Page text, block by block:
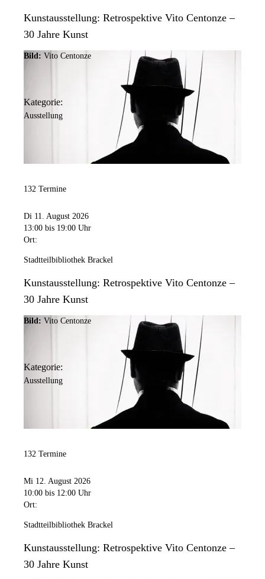
Kunstausstellung: Retrospektive Vito Centonze –
30 Jahre Kunst
Bild: Vito Centonze
Kategorie:
Ausstellung
132 Termine
Di 11. August 2026
13:00 bis 19:00 Uhr
Ort:
Stadtteilbibliothek Brackel
Kunstausstellung: Retrospektive Vito Centonze –
30 Jahre Kunst
Bild: Vito Centonze
Kategorie:
Ausstellung
132 Termine
Mi 12. August 2026
10:00 bis 12:00 Uhr
Ort:
Stadtteilbibliothek Brackel
Kunstausstellung: Retrospektive Vito Centonze –
30 Jahre Kunst